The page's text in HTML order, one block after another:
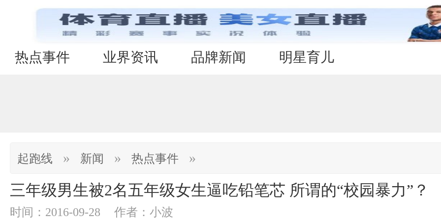
热点事件 业界资讯 品牌新闻 明星育儿
起跑线 » 新闻 » 热点事件 »
三年级男生被2名五年级女生逼吃铅笔芯 所谓的“校园暴力”？
时间：2016-09-28 作者：小波